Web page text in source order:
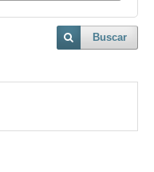
Buscar